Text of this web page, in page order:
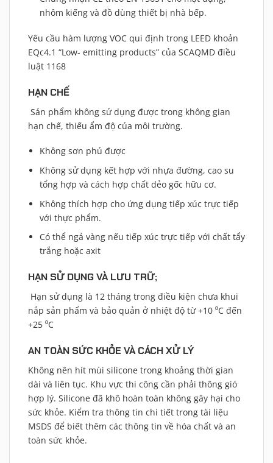
nhôm kiếng và đồ dùng thiết bị nhà bếp.
Yêu cầu hàm lượng VOC qui định trong LEED khoản
EQc4.1 “Low- emitting products” của SCAQMD điều
luật 1168
HẠN CHẾ
Sản phẩm không sử dụng được trong không gian
hạn chế, thiếu ẩm độ của môi trường.
Không sơn phủ được
Không sử dụng kết hợp với nhựa đường, cao su
tổng hợp và cách hợp chất dẻo gốc hữu cơ.
Không thích hợp cho ứng dụng tiếp xúc trực tiếp
với thực phẩm.
Có thể ngả vàng nếu tiếp xúc trực tiếp với chất tẩy
trắng hoặc axit
HẠN SỬ DỤNG VÀ LƯU TRỮ;
Hạn sử dụng là 12 tháng trong điều kiện chưa khui
nắp sản phẩm và bảo quản ở nhiệt độ từ +10 ⁰C đến
+25 ⁰C
AN TOÀN SỨC KHỎE VÀ CÁCH XỬ LÝ
Không nên hít mùi silicone trong khoảng thời gian
dài và liên tục. Khu vực thi công cần phải thông gió
hợp lý. Silicone đã khô hoàn toàn không gây hại cho
sức khỏe. Kiểm tra thông tin chi tiết trong tài liệu
MSDS để biết thêm các thông tin về hóa chất và an
toàn sức khỏe.